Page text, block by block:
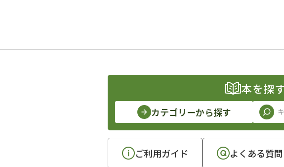
本を探
カテゴリーから探す
ご利用ガイド よくある質問